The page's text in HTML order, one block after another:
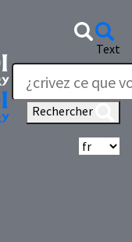
Text
Rechercher